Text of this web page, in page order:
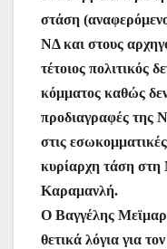
στάση
ΝΔ και στους
τέτοιος πολιτικός
κόμματος καθώς δεν
προδιαγραφές της
στις
κυρίαρχη τάση στη
Καραμανλή.
Ο Βαγγέλης
θετικά λόγια για